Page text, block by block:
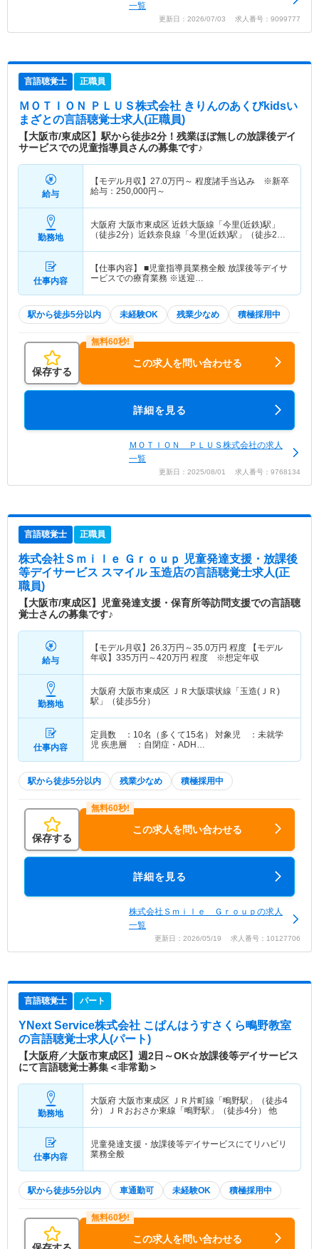
一覧
更新日：2026/07/03 求人番号：9099777
言語聴覚士 正職員
ＭＯＴＩＯＮ ＰＬＵＳ株式会社 きりんのあくびkidsい
まざとの言語聴覚士求人(正職員)
【大阪市/東成区】駅から徒歩2分！残業ほぼ無しの放課後デイ
サービスでの児童指導員さんの募集です♪
給与
【モデル月収】 27.0万円～ 程度諸手当込み ※新卒
給与：250,000円～
勤務地
大阪府 大阪市東成区 近鉄大阪線「今里(近鉄)駅」
（徒歩2分）近鉄奈良線「今里(近鉄)駅」（徒歩2
仕事内容
【仕事内容】 ■児童指導員業務全般 放課後等デイサ
ービスでの療育業務 ※送迎…
駅から徒歩5分以内 未経験OK 残業少なめ 積極採用中
保存する
この求人を問い合わせる
詳細を見る
ＭＯＴＩＯＮ ＰＬＵＳ株式会社の求人
一覧
更新日：2025/08/01 求人番号：9768134
言語聴覚士 正職員
株式会社Ｓｍｉｌｅ Ｇｒｏｕｐ 児童発達支援・放課後
等デイサービス スマイル 玉造店の言語聴覚士求人(正
職員)
【大阪市/東成区】児童発達支援・保育所等訪問支援での言語聴
覚士さんの募集です♪
給与
【モデル月収】 26.3万円～35.0万円 程度 【モデル
年収】 335万円～420万円 程度 ※想定年収
勤務地
大阪府 大阪市東成区 ＪＲ大阪環状線「玉造(ＪＲ)
駅」（徒歩5分）
仕事内容
定員数 ：10名（多くて15名） 対象児 ：未就学
児 疾患層 ：自閉症・ADH…
駅から徒歩5分以内 残業少なめ 積極採用中
保存する
この求人を問い合わせる
詳細を見る
株式会社Ｓｍｉｌｅ Ｇｒｏｕｐの求人
一覧
更新日：2026/05/19 求人番号：10127706
言語聴覚士 パート
YNext Service株式会社 こぱんはうすさくら鴫野教室
の言語聴覚士求人(パート)
【大阪府／大阪市東成区】週2日～OK☆放課後等デイサービス
にて言語聴覚士募集＜非常勤＞
勤務地
大阪府 大阪市東成区 ＪＲ片町線「鴫野駅」（徒歩4
分）ＪＲおおさか東線「鴫野駅」（徒歩4分） 他
仕事内容
児童発達支援・放課後等デイサービスにてリハビリ
業務全般
駅から徒歩5分以内 車通勤可 未経験OK 積極採用中
この求人を問い合わせる